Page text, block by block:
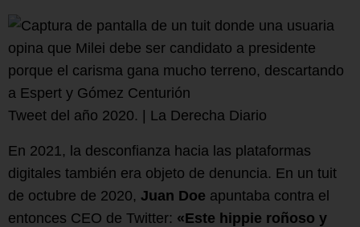
Tweet del año 2020. | La Derecha Diario
En 2021, la desconfianza hacia las plataformas
digitales también era objeto de denuncia. En un tuit
de octubre de 2020, Juan Doe apuntaba contra el
entonces CEO de Twitter: «Este hippie roñoso y